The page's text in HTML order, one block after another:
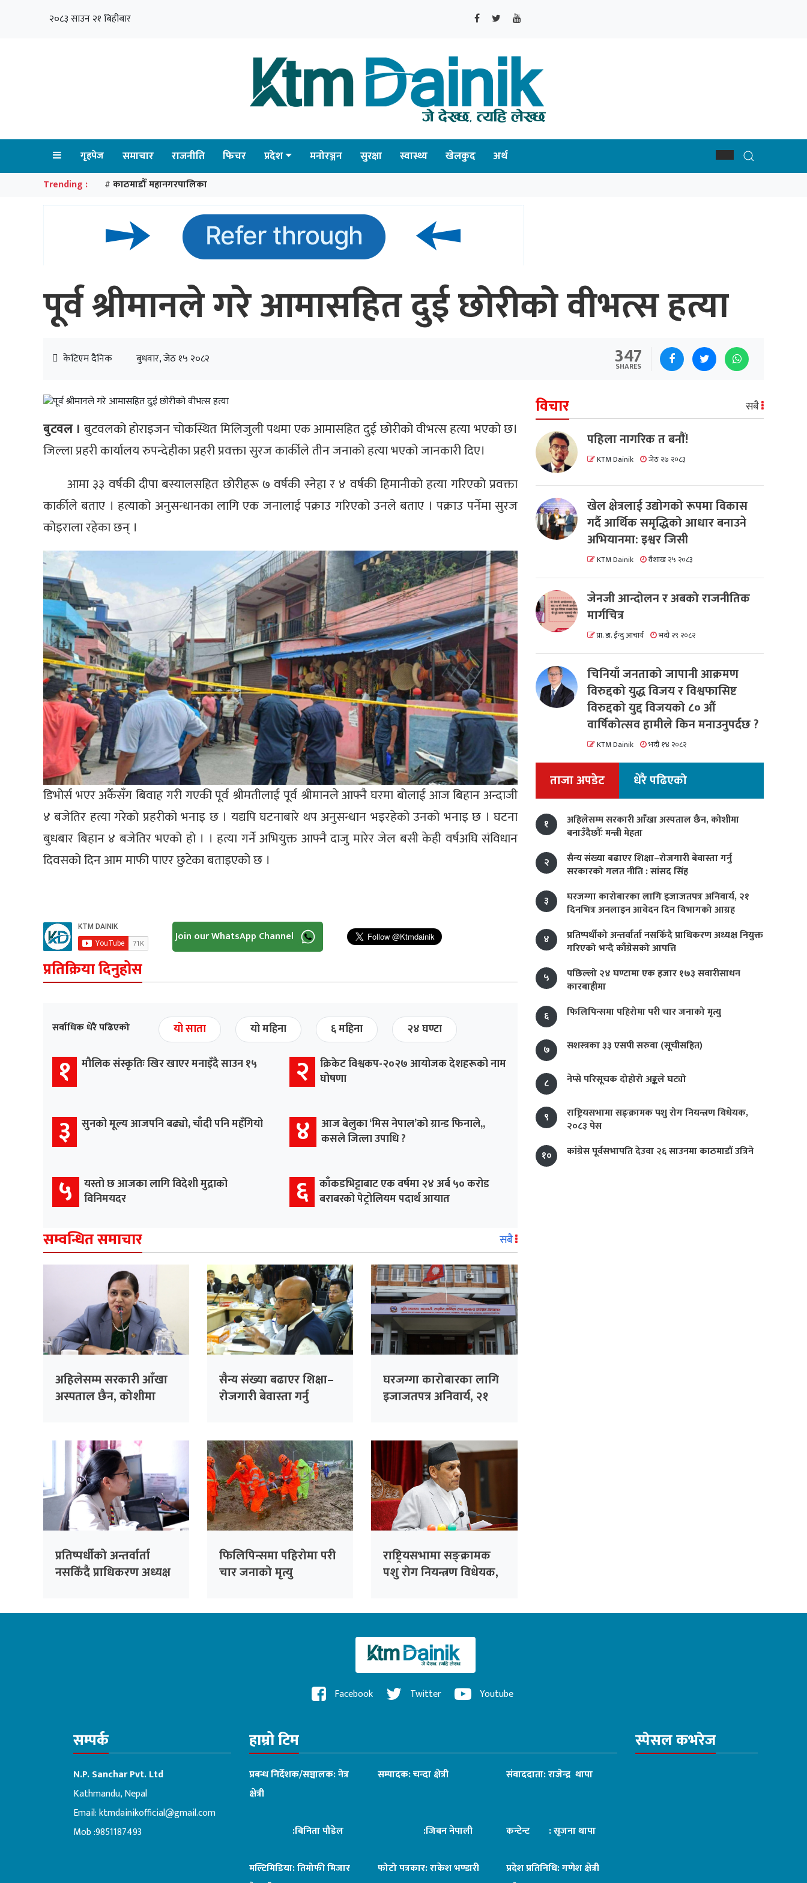
२०८३ साउन २१ बिहीबार
गृहपेज समाचार राजनीति फिचर प्रदेश मनोरञ्जन सुरक्षा स्वास्थ्य खेलकुद अर्थ
Trending : # काठमाडौँ महानगरपालिका
पूर्व श्रीमानले गरे आमासहित दुई छोरीको वीभत्स हत्या
केटिएम दैनिक बुधवार, जेठ १५ २०८२ 347
SHARES
बुटवल । बुटवलको होराइजन चोकस्थित मिलिजुली पथमा एक आमासहित दुई छोरीको वीभत्स हत्या भएको छ।
जिल्ला प्रहरी कार्यालय रुपन्देहीका प्रहरी प्रवक्ता सुरज कार्कीले तीन जनाको हत्या भएको जानकारी दिए।
आमा ३३ वर्षकी दीपा बस्यालसहित छोरीहरू ७ वर्षकी स्नेहा र ४ वर्षकी हिमानीको हत्या गरिएको प्रवक्ता
कार्कीले बताए । हत्याको अनुसन्धानका लागि एक जनालाई पक्राउ गरिएको उनले बताए । पक्राउ पर्नेमा सुरज
कोइराला रहेका छन् ।
डिभोर्स भएर अर्कैसँग बिवाह गरी गएकी पूर्व श्रीमतीलाई पूर्व श्रीमानले आफ्नै घरमा बोलाई आज बिहान अन्दाजी
४ बजेतिर हत्या गरेको प्रहरीको भनाइ छ । यद्यपि घटनाबारे थप अनुसन्धान भइरहेको उनको भनाइ छ । घटना
बुधबार बिहान ४ बजेतिर भएको हो । । हत्या गर्ने अभियुक्त आफ्नै दाजु मारेर जेल बसी केही वर्षअघि संविधान
दिवसको दिन आम माफी पाएर छुटेका बताइएको छ ।
Join our WhatsApp Channel
प्रतिक्रिया दिनुहोस
सर्वाधिक धेरै पढिएको यो साता यो महिना ६ महिना २४ घण्टा
१ मौलिक संस्कृतिः खिर खाएर मनाइँदै साउन १५ २
क्रिकेट विश्वकप-२०२७ आयोजक देशहरूको नाम
घोषणा
३ सुनको मूल्य आजपनि बढ्यो, चाँदी पनि महँगियो ४
आज बेलुका ‘मिस नेपाल’को ग्रान्ड फिनाले,,
कसले जित्ला उपाधि ?
५
यस्तो छ आजका लागि विदेशी मुद्राको
विनिमयदर
६ काँकडभिट्टाबाट एक वर्षमा २४ अर्ब ५० करोड
बराबरको पेट्रोलियम पदार्थ आयात
सम्वन्धित समाचार सबै
अहिलेसम्म सरकारी आँखा
अस्पताल छैन, कोशीमा
सैन्य संख्या बढाएर शिक्षा–
रोजगारी बेवास्ता गर्नु
घरजग्गा कारोबारका लागि
इजाजतपत्र अनिवार्य, २१
प्रतिष्पर्धीको अन्तर्वार्ता
नसकिँदै प्राधिकरण अध्यक्ष
फिलिपिन्समा पहिरोमा परी
चार जनाको मृत्यु
राष्ट्रियसभामा सङ्क्रामक
पशु रोग नियन्त्रण विधेयक,
विचार सबै
पहिला नागरिक त बनाैं!
KTM Dainik जेठ २७ २०८३
खेल क्षेत्रलाई उद्योगको रूपमा विकास
गर्दै आर्थिक समृद्धिको आधार बनाउने
अभियानमा: इश्वर जिसी
KTM Dainik वैशाख २५ २०८३
जेनजी आन्दोलन र अबको राजनीतिक
मार्गचित्र
प्रा. डा. ईन्दु आचार्य भदौ २९ २०८२
चिनियाँ जनताको जापानी आक्रमण
विरुद्दको युद्ध विजय र विश्वफासिष्ट
विरुद्दको युद्द विजयको ८० औं
वार्षिकोत्सव हामीले किन मनाउनुपर्दछ ?
KTM Dainik भदौ १४ २०८२
ताजा अपडेट धेरै पढिएको
१
अहिलेसम्म सरकारी आँखा अस्पताल छैन, कोशीमा
बनाउँदैछौँः मन्त्री मेहता
२
सैन्य संख्या बढाएर शिक्षा–रोजगारी बेवास्ता गर्नु
सरकारको गलत नीति : सांसद सिंह
३
घरजग्गा कारोबारका लागि इजाजतपत्र अनिवार्य, २१
दिनभित्र अनलाइन आवेदन दिन विभागको आग्रह
४
प्रतिष्पर्धीको अन्तर्वार्ता नसकिँदै प्राधिकरण अध्यक्ष नियुक्त
गरिएको भन्दै काँग्रेसको आपत्ति
५
पछिल्लो २४ घण्टामा एक हजार १७३ सवारीसाधन
कारबाहीमा
६
फिलिपिन्समा पहिरोमा परी चार जनाको मृत्यु
७ सशस्त्रका ३३ एसपी सरुवा (सूचीसहित)
८ नेप्से परिसूचक दोहोरो अङ्कले घट्यो
९
राष्ट्रियसभामा सङ्क्रामक पशु रोग नियन्त्रण विधेयक,
२०८३ पेस
१०
कांग्रेस पूर्वसभापति देउवा २६ साउनमा काठमाडौं उत्रिने
Facebook Twitter Youtube
सम्पर्क
N.P. Sanchar Pvt. Ltd
Kathmandu, Nepal
Email:ktmdainikofficial@gmail.com
Mob :9851187493
हाम्रो टिम
प्रबन्ध निर्देशक/सञ्चालक: नेत्र
क्षेत्री
सम्पादक: चन्दा क्षेत्री संवाददाता: राजेन्द्र थापा
:बिनिता पौडेल :जिबन नेपाली कन्टेन्ट : सृजना थापा
मल्टिमिडिया: तिमोफी मिजार
फोटो पत्रकार: राकेश भण्डारी
प्रदेश प्रतिनिधि: गणेश क्षेत्री
स्पेसल कभरेज